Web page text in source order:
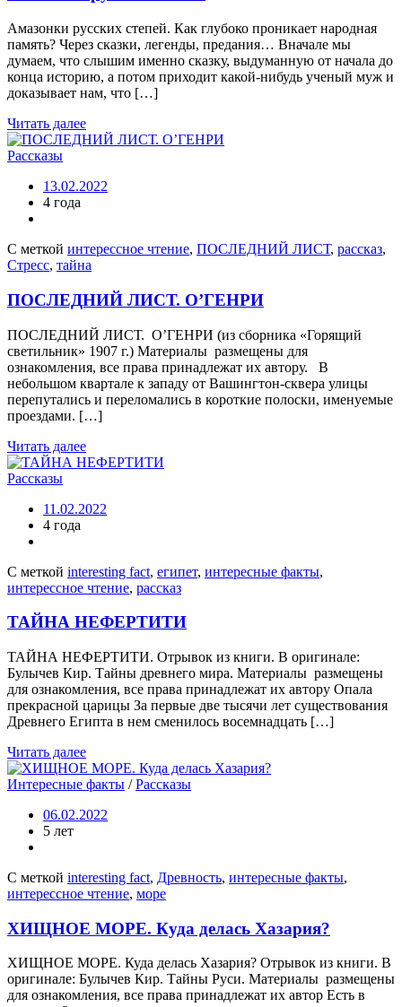
Амазонки русских степей. Как глубоко проникает народная
память? Через сказки, легенды, предания… Вначале мы
думаем, что слышим именно сказку, выдуманную от начала до
конца историю, а потом приходит какой-нибудь ученый муж и
доказывает нам, что […]
Читать далее
Рассказы
13.02.2022
4 года
С меткой интерессное чтение, ПОСЛЕДНИЙ ЛИСТ, рассказ,
Стресс, тайна
ПОСЛЕДНИЙ ЛИСТ. О’ГЕНРИ
ПОСЛЕДНИЙ ЛИСТ. О’ГЕНРИ (из сборника «Горящий
светильник» 1907 г.) Материалы размещены для
ознакомления, все права принадлежат их автору. В
небольшом квартале к западу от Вашингтон-сквера улицы
перепутались и переломались в короткие полоски, именуемые
проeздами. […]
Читать далее
Рассказы
11.02.2022
4 года
С меткой interesting fact, египет, интересные факты,
интерессное чтение, рассказ
ТАЙНА НЕФЕРТИТИ
ТАЙНА НЕФЕРТИТИ. Отрывок из книги. В оригинале:
Булычев Кир. Тайны древнего мира. Материалы размещены
для ознакомления, все права принадлежат их автору Опала
прекрасной царицы За первые две тысячи лет существования
Древнего Египта в нем сменилось восемнадцать […]
Читать далее
Интересные факты /Рассказы
06.02.2022
5 лет
С меткой interesting fact, Древность, интересные факты,
интерессное чтение, море
ХИЩНОЕ МОРЕ. Куда делась Хазария?
ХИЩНОЕ МОРЕ. Куда делась Хазария? Отрывок из книги. В
оригинале: Булычев Кир. Тайны Руси. Материалы размещены
для ознакомления, все права принадлежат их автор Есть в